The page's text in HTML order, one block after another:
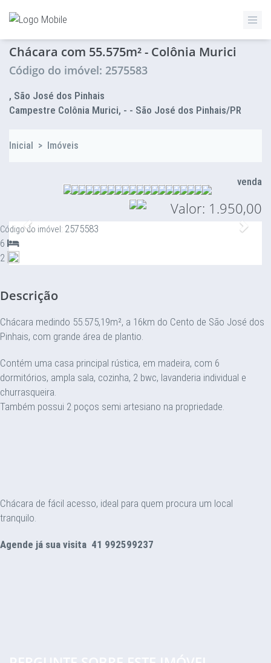
Chácara com 55.575m² - Colônia Murici
Código do imóvel: 2575583
, São José dos Pinhais
Campestre Colônia Murici, - - São José dos Pinhais/PR
Inicial > Imóveis
venda
Valor: 1.950,00
Anterior
Código do imóvel: 2575583
6
2
Descrição
Chácara medindo 55.575,19m², a 16km do Cento de São José dos
Pinhais, com grande área de plantio.
Contém uma casa principal rústica, em madeira, com 6
dormitórios, ampla sala, cozinha, 2 bwc, lavanderia individual e
churrasqueira.
Também possui 2 poços semi artesiano na propriedade.
Chácara de fácil acesso, ideal para quem procura um local
tranquilo.
Agende já sua visita 41 992599237